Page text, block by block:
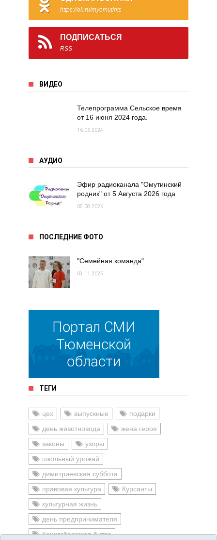
https://ok.ru/myomutints
ПОДПИСАТЬСЯ
RSS
ВИДЕО
Телепрограмма Сельское время
от 16 июня 2024 года.
16.06.2024
АУДИО
Эфир радиоканала "Омутинский
родник" от 5 Августа 2026 года
05.08.2026
ПОСЛЕДНИЕ ФОТО
"Семейная команда"
03.11.2025
ТЕГИ
цех выпускные
подарки
день животновода
жена героя
законы
узоры
школьный урожай
димитриевская суббота
правовая культура
Курсанты
культурная жизнь
день предпринимателя
Кенигсбергская битва